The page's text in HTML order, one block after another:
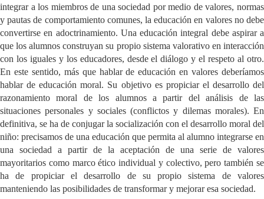
integrar a los miembros de una sociedad por medio de valores, normas
y pautas de comportamiento comunes, la educación en valores no debe
convertirse en adoctrinamiento. Una educación integral debe aspirar a
que los alumnos construyan su propio sistema valorativo en interacción
con los iguales y los educadores, desde el diálogo y el respeto al otro.
En este sentido, más que hablar de educación en valores deberíamos
hablar de educación moral. Su objetivo es propiciar el desarrollo del
razonamiento moral de los alumnos a partir del análisis de las
situaciones personales y sociales (conflictos y dilemas morales). En
definitiva, se ha de conjugar la socialización con el desarrollo moral del
niño: precisamos de una educación que permita al alumno integrarse en
una sociedad a partir de la aceptación de una serie de valores
mayoritarios como marco ético individual y colectivo, pero también se
ha de propiciar el desarrollo de su propio sistema de valores
manteniendo las posibilidades de transformar y mejorar esa sociedad.